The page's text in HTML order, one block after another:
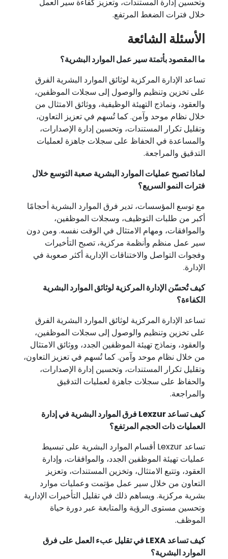
خلال فترات الضغط المرتفع.
الأسئلة الشائعة
ما المقصود بأتمتة سير عمل الموارد البشرية؟
تساعد الإدارة المركزية لوثائق الموارد البشرية الفرق
على تخزين وتنظيم والوصول إلى سجلات الموظفين،
والعقود، ونماذج التهيئة الوظيفية، ووثائق الامتثال من
خلال نظام موحد وآمن. كما تُسهم في تعزيز التعاون،
وتقليل تكرار المستندات، وتحسين إدارة الإصدارات،
والمساعدة في الحفاظ على سجلات جاهزة لعمليات
التدقيق والمراجعة.
لماذا تصبح عمليات الموارد البشرية صعبة التوسع خلال
فترات النمو السريع؟
مع توسع المؤسسات، تدير فرق الموارد البشرية أحجامًا
أكبر من طلبات التوظيف، وسجلات الموظفين،
والموافقات، ومهام الامتثال في الوقت نفسه. ومن دون
سير عمل منظم وأنظمة مركزية، تصبح التأخيرات
وفجوات التواصل والاختناقات الإدارية أكثر صعوبة في
الإدارة.
كيف تُحسّن الإدارة المركزية لوثائق الموارد البشرية
الكفاءة؟
تساعد الإدارة المركزية لوثائق الموارد البشرية الفرق
على تخزين وتنظيم والوصول إلى سجلات الموظفين،
والعقود، ونماذج تهيئة الموظفين الجدد، ووثائق الامتثال
من خلال نظام موحد وآمن. كما تُسهم في تعزيز التعاون،
وتقليل تكرار المستندات، وتحسين إدارة الإصدارات،
والحفاظ على سجلات جاهزة لعمليات التدقيق
والمراجعة.
كيف تساعد Lexzur فرق الموارد البشرية في إدارة
العمليات ذات الحجم المرتفع؟
تساعد Lexzur أقسام الموارد البشرية على تبسيط
عمليات تهيئة الموظفين الجدد، والموافقات، وإدارة
العقود، وتتبع الامتثال، وتخزين المستندات، وتعزيز
التعاون من خلال سير عمل مؤتمت وعمليات موارد
بشرية مركزية. ويساهم ذلك في تقليل التأخيرات الإدارية
وتحسين مستوى الرؤية والمتابعة عبر دورة حياة
الموظف.
كيف تساعد LEXA في تقليل عبء العمل على فرق
الموارد البشرية؟